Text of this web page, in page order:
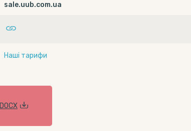
sale.uub.com.ua
Наші тарифи
DOCX